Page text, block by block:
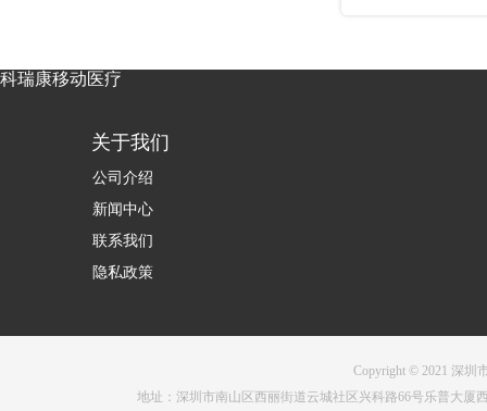
科瑞康移动医疗
关于我们
公司介绍
新闻中心
联系我们
隐私政策
Copyright © 2021 深圳
地址：深圳市南山区西丽街道云城社区兴科路66号乐普大厦西